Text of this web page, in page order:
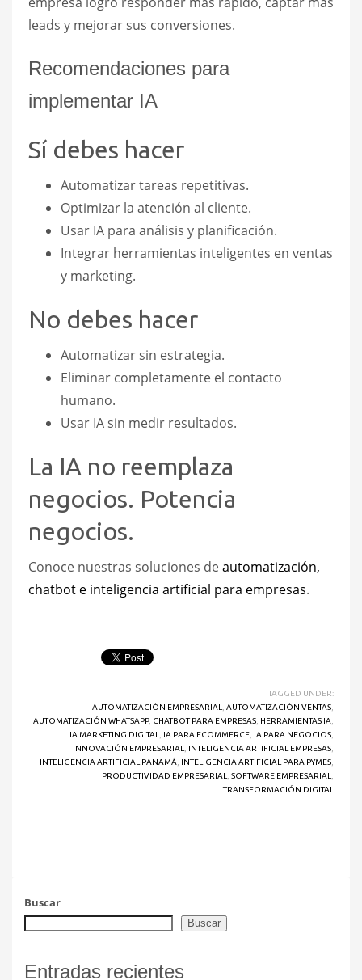
leads y mejorar sus conversiones.
Recomendaciones para
implementar IA
Sí debes hacer
Automatizar tareas repetitivas.
Optimizar la atención al cliente.
Usar IA para análisis y planificación.
Integrar herramientas inteligentes en ventas
y marketing.
No debes hacer
Automatizar sin estrategia.
Eliminar completamente el contacto
humano.
Usar IA sin medir resultados.
La IA no reemplaza
negocios. Potencia
negocios.
Conoce nuestras soluciones deautomatización,
chatbot e inteligencia artificial para empresas.
TAGGED UNDER:
AUTOMATIZACIÓN EMPRESARIAL
AUTOMATIZACIÓN VENTAS
AUTOMATIZACIÓN WHATSAPP, CHATBOT PARA EMPRESAS HERRAMIENTAS IA
IA MARKETING DIGITAL
IA PARA ECOMMERCE IA PARA NEGOCIOS
INNOVACIÓN EMPRESARIAL
INTELIGENCIA ARTIFICIAL EMPRESAS
INTELIGENCIA ARTIFICIAL PANAMÁ
INTELIGENCIA ARTIFICIAL PARA PYMES
PRODUCTIVIDAD EMPRESARIAL
SOFTWARE EMPRESARIAL
TRANSFORMACIÓN DIGITAL
Buscar
Buscar
Entradas recientes